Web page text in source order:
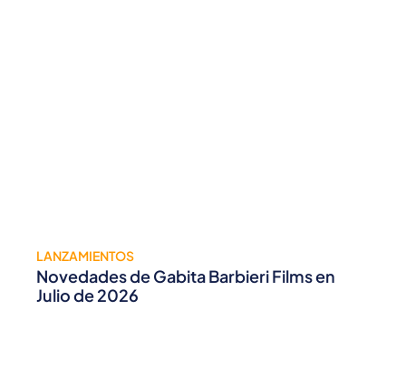
LANZAMIENTOS
Novedades de Gabita Barbieri Films en
Julio de 2026